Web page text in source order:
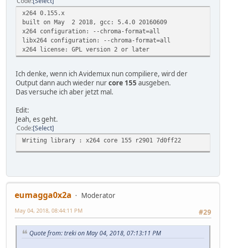
x264 0.155.x
built on May 2 2018, gcc: 5.4.0 20160609
x264 configuration: --chroma-format=all
libx264 configuration: --chroma-format=all
x264 license: GPL version 2 or later
Ich denke, wenn ich Avidemux nun compiliere, wird der
Output dann auch wieder nurcore 155 ausgeben.
Das versuche ich aber jetzt mal.
Edit:
Jeah, es geht.
Code Select
Writing library : x264 core 155 r2901 7d0ff22
eumagga0x2a
Moderator
#29
May 04, 2018, 08:44:11 PM
Quote from: treki on May 04, 2018, 07:13:11 PM